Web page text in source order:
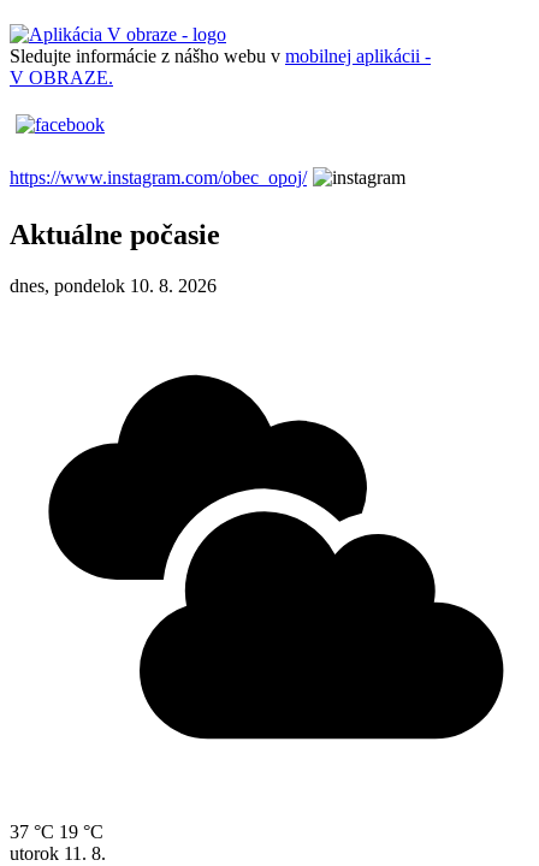
Sledujte informácie z nášho webu v mobilnej aplikácii -
V OBRAZE.
https://www.instagram.com/obec_opoj/
Aktuálne počasie
dnes, pondelok 10. 8. 2026
37 °C 19 °C
utorok 11. 8.